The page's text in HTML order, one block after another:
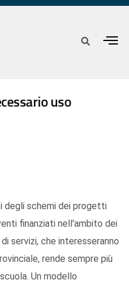
uso
degli schemi dei progetti
finanziati nell'ambito dei
servizi, che interesseranno
rende sempre più
Un modello